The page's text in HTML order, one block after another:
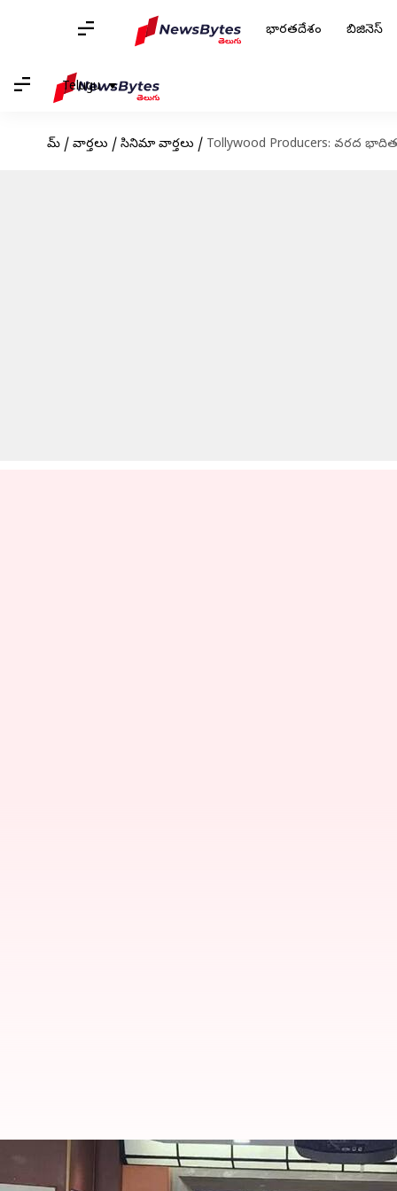
భారతదేశం బిజినెస్
Telugu
హోమ్ / వార్తలు / సినిమా వార్తలు / Tollywood Producers: వరద
Tollywood Producers: వరద